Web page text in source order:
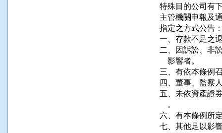
特殊目的公司有
主管機關申報及
指定之方式公告
一、存款不足之
二、因訴訟、非
    影響者。
三、有依本條例
四、董事、監察
五、未依資產證
    。
六、有本條例所
七、其他足以影